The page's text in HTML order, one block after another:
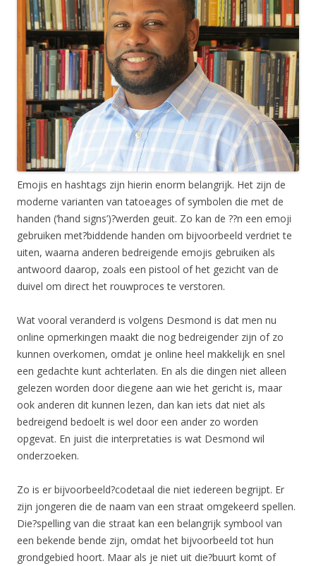
Emojis en hashtags zijn hierin enorm belangrijk. Het zijn de
moderne varianten van tatoeages of symbolen die met de
handen (‘hand signs’)?werden geuit. Zo kan de ??n een emoji
gebruiken met?biddende handen om bijvoorbeeld verdriet te
uiten, waarna anderen bedreigende emojis gebruiken als
antwoord daarop, zoals een pistool of het gezicht van de
duivel om direct het rouwproces te verstoren.
Wat vooral veranderd is volgens Desmond is dat men nu
online opmerkingen maakt die nog bedreigender zijn of zo
kunnen overkomen, omdat je online heel makkelijk en snel
een gedachte kunt achterlaten. En als die dingen niet alleen
gelezen worden door diegene aan wie het gericht is, maar
ook anderen dit kunnen lezen, dan kan iets dat niet als
bedreigend bedoelt is wel door een ander zo worden
opgevat. En juist die interpretaties is wat Desmond wil
onderzoeken.
Zo is er bijvoorbeeld?codetaal die niet iedereen begrijpt. Er
zijn jongeren die de naam van een straat omgekeerd spellen.
Die?spelling van die straat kan een belangrijk symbool van
een bekende bende zijn, omdat het bijvoorbeeld tot hun
grondgebied hoort. Maar als je niet uit die?buurt komt of